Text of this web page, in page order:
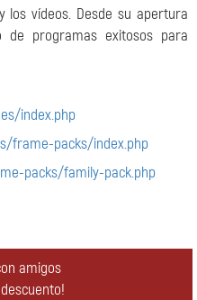
los vídeos. Desde su apertura
programas exitosos para
index.php
frame-packs/index.php
packs/family-pack.php
amigos